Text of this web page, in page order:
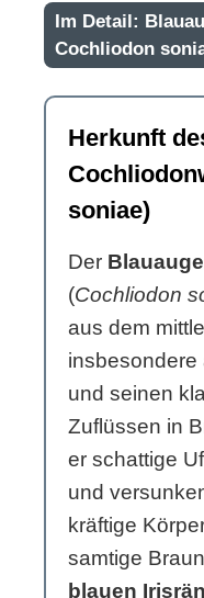
Im Detail:
Cochliodon
Herkunft
soniae)
Der
(Cochliodon
aus dem
insbesondere
und seinen
Zuflüssen in
er schattige
und
kräftige
samtige
blauen